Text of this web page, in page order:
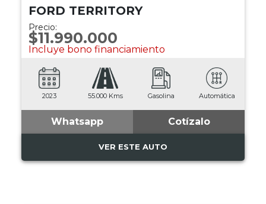
FORD TERRITORY
Precio:
$11.990.000
Incluye bono financiamiento
2023 55.000 Kms Gasolina Automática
Whatsapp Cotízalo
VER ESTE AUTO